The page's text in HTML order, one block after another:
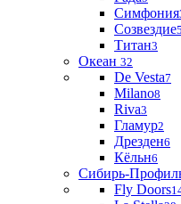
Симфония
Созвездие5
Титан3
Океан 32
De Vesta7
Milano8
Riva3
Гламур2
Дрезден6
Кёльн6
Сибирь-
Fly Doors